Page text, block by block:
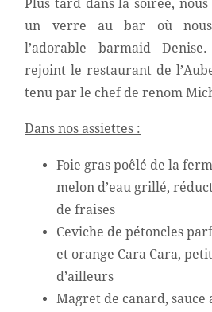
Plus tard dans la soirée,
un verre au bar où nous
l’adorable barmaid
rejoint le restaurant de
tenu par le chef de renom
Dans nos assiettes :
Foie gras poêlé de la
melon d’eau grillé,
de fraises
Ceviche de pétoncles
et orange Cara Cara,
d’ailleurs
Magret de canard,